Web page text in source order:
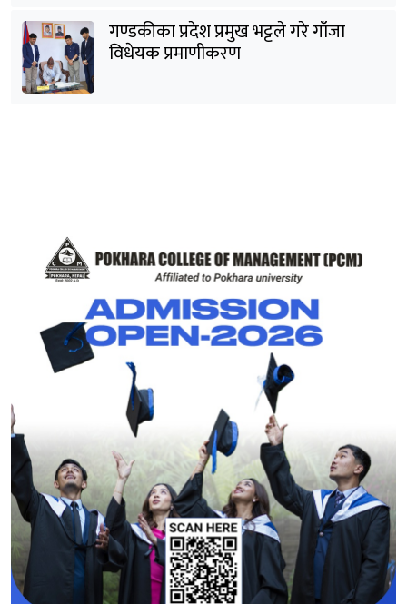
गण्डकीका प्रदेश प्रमुख भट्टले गरे गाँजा
विधेयक प्रमाणीकरण